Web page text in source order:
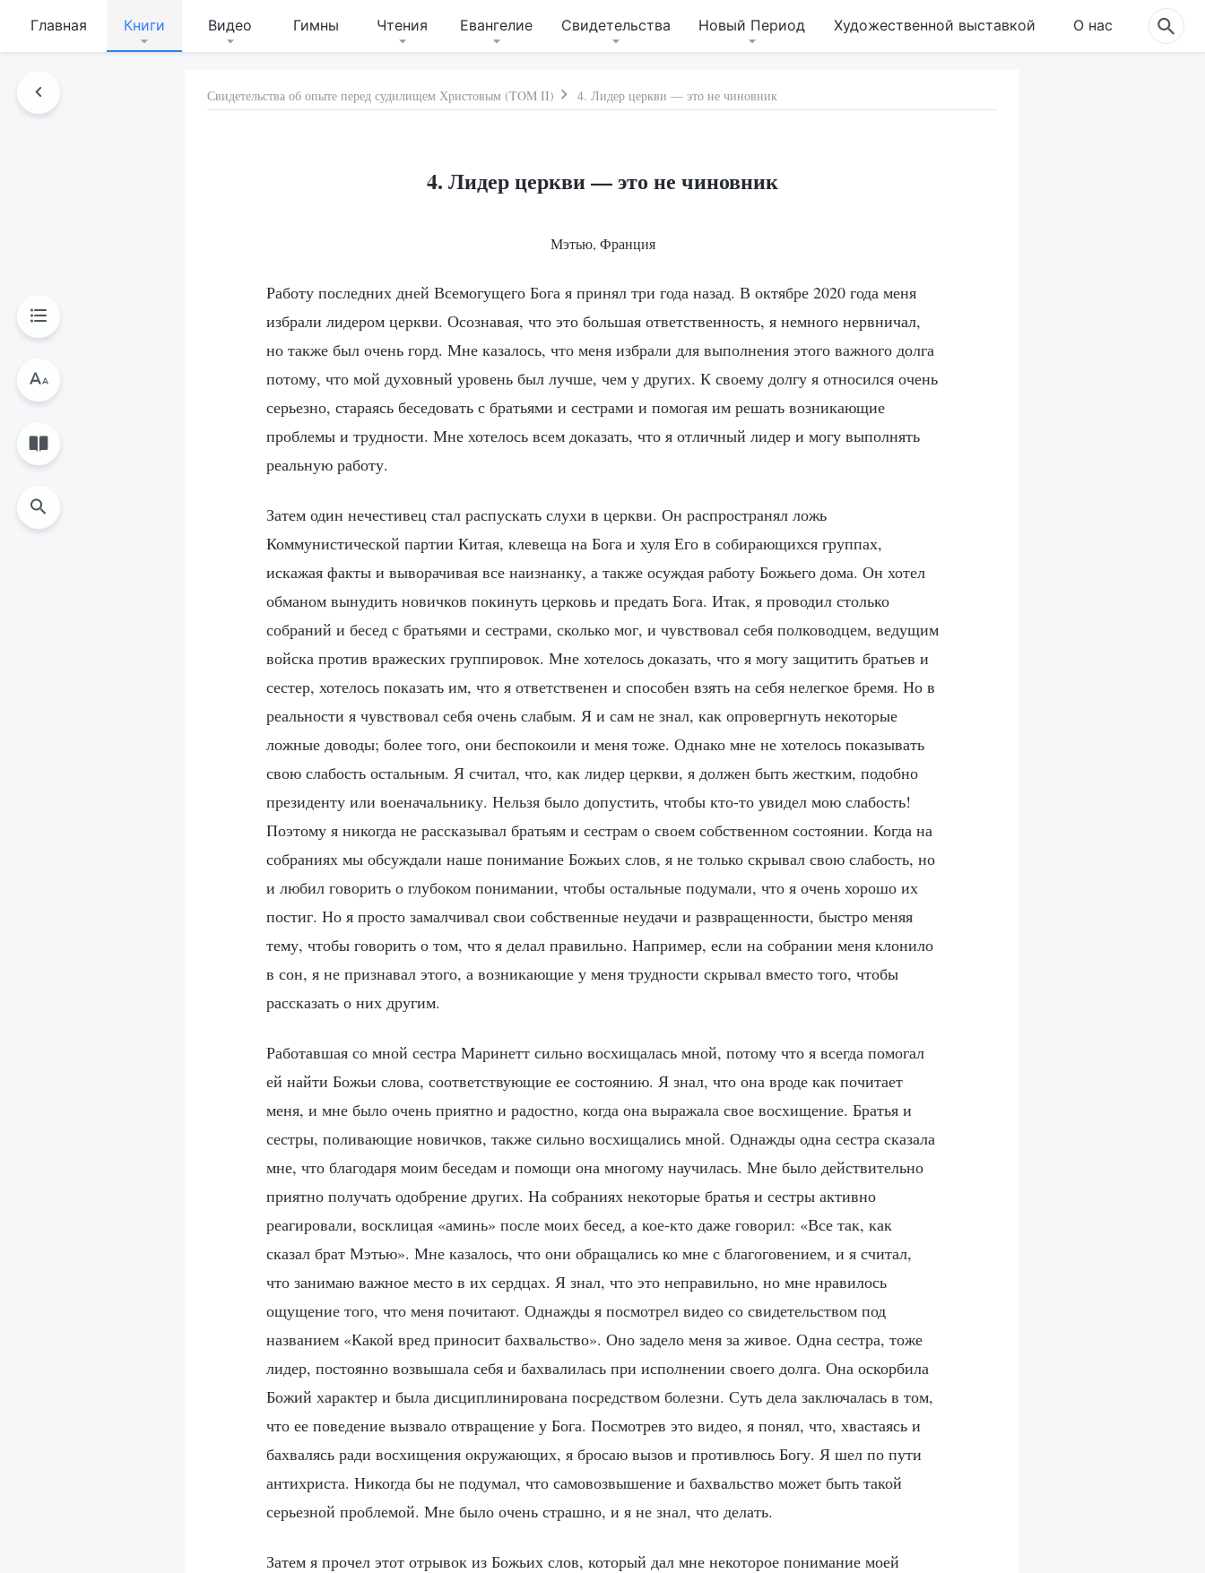
Главная Книги Видео Гимны Чтения Евангелие Свидетельства Новый Период Художественной выставкой О нас
Свидетельства об опыте перед судилищем Христовым (TOM II) 4. Лидер церкви — это не чиновник
4. Лидер церкви — это не чиновник
Мэтью, Франция
Работу последних дней Всемогущего Бога я принял три года назад. В октябре 2020 года меня
избрали лидером церкви. Осознавая, что это большая ответственность, я немного нервничал,
но также был очень горд. Мне казалось, что меня избрали для выполнения этого важного долга
потому, что мой духовный уровень был лучше, чем у других. К своему долгу я относился очень
серьезно, стараясь беседовать с братьями и сестрами и помогая им решать возникающие
проблемы и трудности. Мне хотелось всем доказать, что я отличный лидер и могу выполнять
реальную работу.
Затем один нечестивец стал распускать слухи в церкви. Он распространял ложь
Коммунистической партии Китая, клевеща на Бога и хуля Его в собирающихся группах,
искажая факты и выворачивая все наизнанку, а также осуждая работу Божьего дома. Он хотел
обманом вынудить новичков покинуть церковь и предать Бога. Итак, я проводил столько
собраний и бесед с братьями и сестрами, сколько мог, и чувствовал себя полководцем, ведущим
войска против вражеских группировок. Мне хотелось доказать, что я могу защитить братьев и
сестер, хотелось показать им, что я ответственен и способен взять на себя нелегкое бремя. Но в
реальности я чувствовал себя очень слабым. Я и сам не знал, как опровергнуть некоторые
ложные доводы; более того, они беспокоили и меня тоже. Однако мне не хотелось показывать
свою слабость остальным. Я считал, что, как лидер церкви, я должен быть жестким, подобно
президенту или военачальнику. Нельзя было допустить, чтобы кто-то увидел мою слабость!
Поэтому я никогда не рассказывал братьям и сестрам о своем собственном состоянии. Когда на
собраниях мы обсуждали наше понимание Божьих слов, я не только скрывал свою слабость, но
и любил говорить о глубоком понимании, чтобы остальные подумали, что я очень хорошо их
постиг. Но я просто замалчивал свои собственные неудачи и развращенности, быстро меняя
тему, чтобы говорить о том, что я делал правильно. Например, если на собрании меня клонило
в сон, я не признавал этого, а возникающие у меня трудности скрывал вместо того, чтобы
рассказать о них другим.
Работавшая со мной сестра Маринетт сильно восхищалась мной, потому что я всегда помогал
ей найти Божьи слова, соответствующие ее состоянию. Я знал, что она вроде как почитает
меня, и мне было очень приятно и радостно, когда она выражала свое восхищение. Братья и
сестры, поливающие новичков, также сильно восхищались мной. Однажды одна сестра сказала
мне, что благодаря моим беседам и помощи она многому научилась. Мне было действительно
приятно получать одобрение других. На собраниях некоторые братья и сестры активно
реагировали, восклицая «аминь» после моих бесед, а кое-кто даже говорил: «Все так, как
сказал брат Мэтью». Мне казалось, что они обращались ко мне с благоговением, и я считал,
что занимаю важное место в их сердцах. Я знал, что это неправильно, но мне нравилось
ощущение того, что меня почитают. Однажды я посмотрел видео со свидетельством под
названием «Какой вред приносит бахвальство». Оно задело меня за живое. Одна сестра, тоже
лидер, постоянно возвышала себя и бахвалилась при исполнении своего долга. Она оскорбила
Божий характер и была дисциплинирована посредством болезни. Суть дела заключалась в том,
что ее поведение вызвало отвращение у Бога. Посмотрев это видео, я понял, что, хвастаясь и
бахвалясь ради восхищения окружающих, я бросаю вызов и противлюсь Богу. Я шел по пути
антихриста. Никогда бы не подумал, что самовозвышение и бахвальство может быть такой
серьезной проблемой. Мне было очень страшно, и я не знал, что делать.
Затем я прочел этот отрывок из Божьих слов, который дал мне некоторое понимание моей